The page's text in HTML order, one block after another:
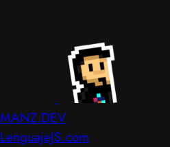
MANZ.DEV
LenguajeJS.com